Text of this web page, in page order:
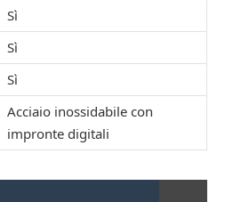
Sì
Sì
Sì
Acciaio inossidabile con
impronte digitali